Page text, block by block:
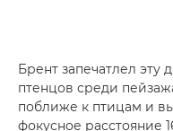
Брент запечатлел эту
птенцов среди
поближе к птицам и
фокусное расстояние